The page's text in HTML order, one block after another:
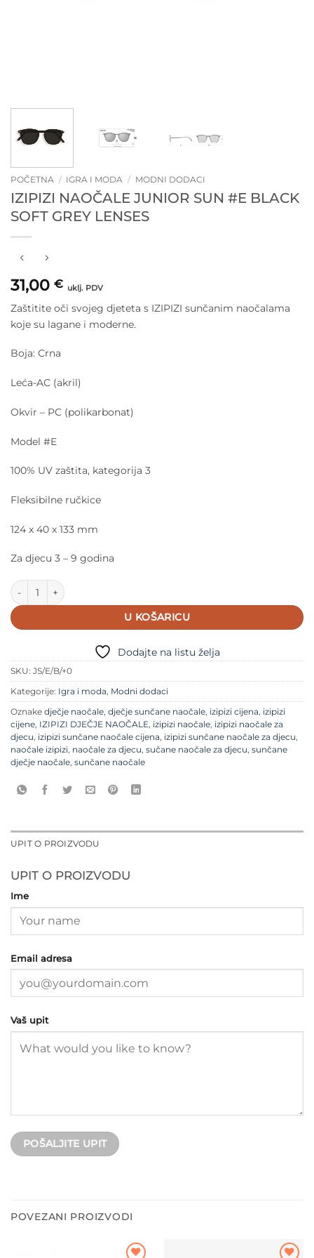
POČETNA / IGRA I MODA / MODNI DODACI
IZIPIZI NAOČALE JUNIOR SUN #E BLACK
SOFT GREY LENSES
31,00 € uklj. PDV
Zaštitite oči svojeg djeteta s IZIPIZI sunčanim naočalama
koje su lagane i moderne.
Boja: Crna
Leća-AC (akril)
Okvir – PC (polikarbonat)
Model #E
100% UV zaštita, kategorija 3
Fleksibilne ručkice
124 x 40 x 133 mm
Za djecu 3 – 9 godina
IZIPIZI NAOČALE Junior Sun #E Black Soft Grey Lenses količina
U KOŠARICU
Dodajte na listu želja
SKU: JS/E/B/+0
Kategorije: Igra i moda, Modni dodaci
Oznake dječje naočale, dječje sunčane naočale, izipizi cijena, izipizi
cijene, IZIPIZI DJEČJE NAOČALE, izipizi naočale, izipizi naočale za
djecu, izipizi sunčane naočale cijena, izipizi sunčane naočale za djecu,
naočale izipizi, naočale za djecu, sučane naočale za djecu, sunčane
dječje naočale, sunčane naočale
UPIT O PROIZVODU
UPIT O PROIZVODU
Ime
Email adresa
Vaš upit
POVEZANI PROIZVODI